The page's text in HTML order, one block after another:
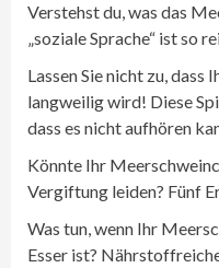
Verstehst du, was das
„soziale Sprache“ ist so
Lassen Sie nicht zu,
langweilig wird! Diese
dass es nicht aufhören
Könnte Ihr
Vergiftung leiden? Fünf
Was tun, wenn Ihr
Esser ist?